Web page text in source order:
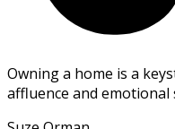
Owning a home is a
affluence and emotional